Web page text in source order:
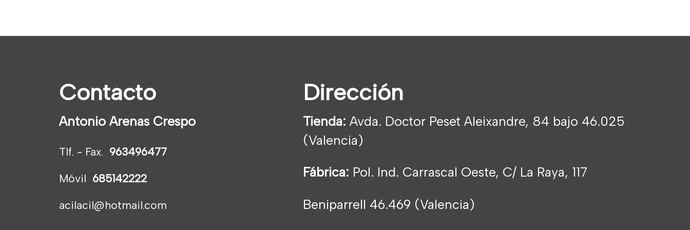
Contacto
Antonio Arenas Crespo
Tlf. - Fax. 963496477
Móvil 685142222
acilacil@hotmail.com
Dirección
Tienda: Avda. Doctor Peset Aleixandre, 84 bajo 46.025
(Valencia)
Fábrica: Pol. Ind. Carrascal Oeste, C/ La Raya, 117
Beniparrell 46.469 (Valencia)